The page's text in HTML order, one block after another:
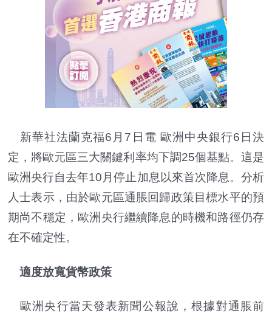
新華社法蘭克福6月7日電 歐洲中央銀行6日決
定，將歐元區三大關鍵利率均下調25個基點。這是
歐洲央行自去年10月停止加息以來首次降息。分析
人士表示，由於歐元區通脹回歸政策目標水平的預
期尚不穩定，歐洲央行繼續降息的時機和路徑仍存
在不確定性。
適度放寬貨幣政策
歐洲央行當天發表新聞公報說，根據對通脹前